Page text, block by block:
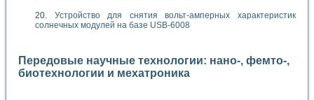
Устройство для снятия вольт-амперных характеристик
солнечных модулей на базе USB-6008
Передовые научные технологии: нано-, фемто-,
биотехнологии и мехатроника